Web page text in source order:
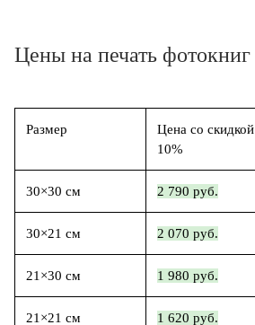
Цены на печать фотокниг
Размер
Цена со скидкой
10%
30×30 см 2 790 руб.
30×21 см 2 070 руб.
21×30 см 1 980 руб.
21×21 см 1 620 руб.